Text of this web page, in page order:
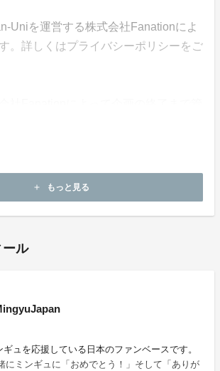
Uniを運営する株式会社Fanationによ
。詳しくはプライバシーポリシーをご
わせはご遠慮願います。
add もっと見る
ール
ュを応援している日本のファンベースです。
にミンギュに「おめでとう！」そして「ありが